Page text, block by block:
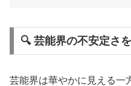
🔍 芸能界の不安定さ
芸能界は華やかに見える一